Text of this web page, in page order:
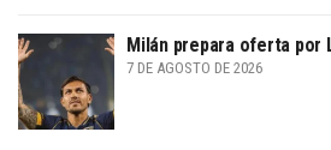
Milán prepara oferta por
7 DE AGOSTO DE 2026